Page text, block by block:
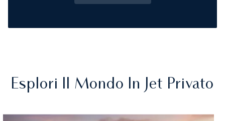
Esplori Il Mondo In Jet Privato